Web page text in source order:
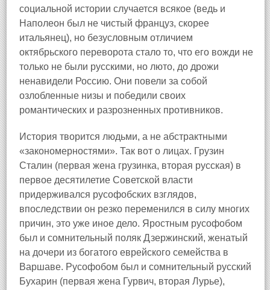
социальной истории случается всякое (ведь и
Наполеон был не чистый француз, скорее
итальянец), но безусловным отличием
октябрьского переворота стало то, что его вожди не
только не были русскими, но люто, до дрожи
ненавидели Россию. Они повели за собой
озлобленные низы и победили своих
романтических и разрозненных противников.
История творится людьми, а не абстрактными
«закономерностями». Так вот о лицах. Грузин
Сталин (первая жена грузинка, вторая русская) в
первое десятилетие Советской власти
придерживался русофобских взглядов,
впоследствии он резко переменился в силу многих
причин, это уже иное дело. Яростным русофобом
был и сомнительный поляк Дзержинский, женатый
на дочери из богатого еврейского семейства в
Варшаве. Русофобом был и сомнительный русский
Бухарин (первая жена Гурвич, вторая Лурье),